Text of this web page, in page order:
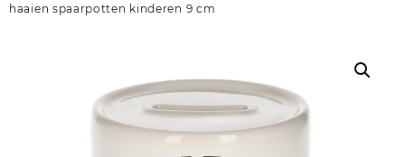
haaien spaarpotten kinderen 9 cm